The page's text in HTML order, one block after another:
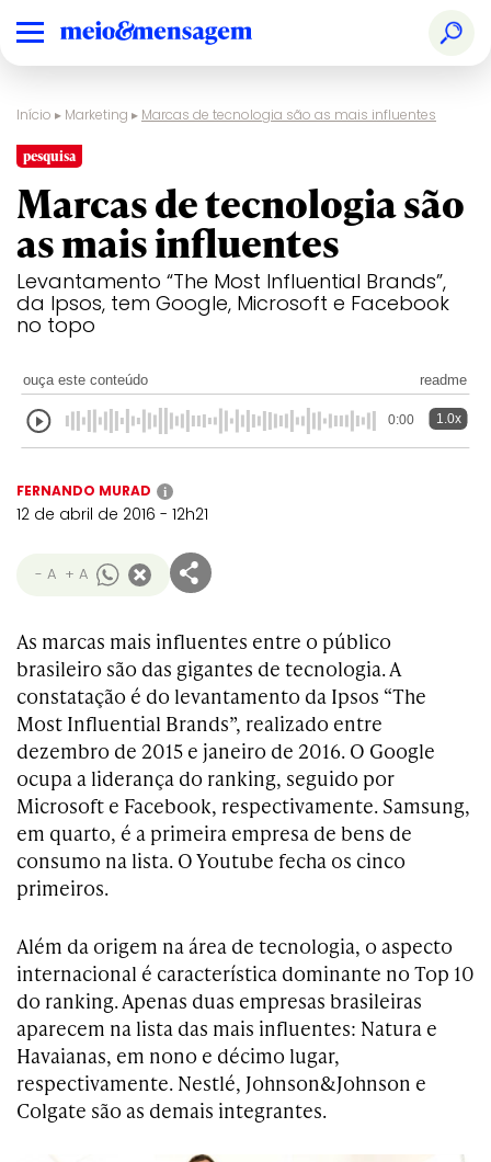
Início ▸ Marketing ▸ Marcas de tecnologia são as mais influentes
pesquisa
Marcas de tecnologia são
as mais influentes
Levantamento “The Most Influential Brands”,
da Ipsos, tem Google, Microsoft e Facebook
no topo
ouça este conteúdo readme
0:00 1.0x
FERNANDO MURAD i
12 de abril de 2016 - 12h21
- A + A
As marcas mais influentes entre o público
brasileiro são das gigantes de tecnologia. A
constatação é do levantamento da Ipsos “The
Most Influential Brands”, realizado entre
dezembro de 2015 e janeiro de 2016. O Google
ocupa a liderança do ranking, seguido por
Microsoft e Facebook, respectivamente. Samsung,
em quarto, é a primeira empresa de bens de
consumo na lista. O Youtube fecha os cinco
primeiros.
Além da origem na área de tecnologia, o aspecto
internacional é característica dominante no Top 10
do ranking. Apenas duas empresas brasileiras
aparecem na lista das mais influentes: Natura e
Havaianas, em nono e décimo lugar,
respectivamente. Nestlé, Johnson&Johnson e
Colgate são as demais integrantes.